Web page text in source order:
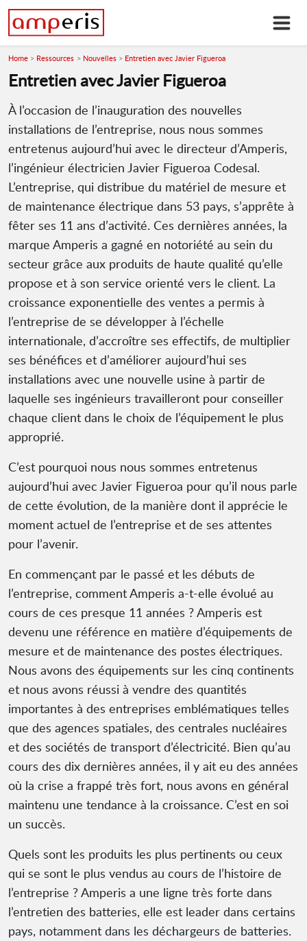
Home Ressources Nouvelles Entretien avec Javier Figueroa
Entretien avec Javier Figueroa
À l’occasion de l’inauguration des nouvelles
installations de l’entreprise, nous nous sommes
entretenus aujourd’hui avec le directeur d’Amperis,
l’ingénieur électricien Javier Figueroa Codesal.
L’entreprise, qui distribue du matériel de mesure et
de maintenance électrique dans 53 pays, s’apprête à
fêter ses 11 ans d’activité. Ces dernières années, la
marque Amperis a gagné en notoriété au sein du
secteur grâce aux produits de haute qualité qu’elle
propose et à son service orienté vers le client. La
croissance exponentielle des ventes a permis à
l’entreprise de se développer à l’échelle
internationale, d’accroître ses effectifs, de multiplier
ses bénéfices et d’améliorer aujourd’hui ses
installations avec une nouvelle usine à partir de
laquelle ses ingénieurs travailleront pour conseiller
chaque client dans le choix de l’équipement le plus
approprié.
C’est pourquoi nous nous sommes entretenus
aujourd’hui avec Javier Figueroa pour qu’il nous parle
de cette évolution, de la manière dont il apprécie le
moment actuel de l’entreprise et de ses attentes
pour l’avenir.
En commençant par le passé et les débuts de
l’entreprise, comment Amperis a-t-elle évolué au
cours de ces presque 11 années ? Amperis est
devenu une référence en matière d’équipements de
mesure et de maintenance des postes électriques.
Nous avons des équipements sur les cinq continents
et nous avons réussi à vendre des quantités
importantes à des entreprises emblématiques telles
que des agences spatiales, des centrales nucléaires
et des sociétés de transport d’électricité. Bien qu’au
cours des dix dernières années, il y ait eu des années
où la crise a frappé très fort, nous avons en général
maintenu une tendance à la croissance. C’est en soi
un succès.
Quels sont les produits les plus pertinents ou ceux
qui se sont le plus vendus au cours de l’histoire de
l’entreprise ? Amperis a une ligne très forte dans
l’entretien des batteries, elle est leader dans certains
pays, notamment dans les déchargeurs de batteries.